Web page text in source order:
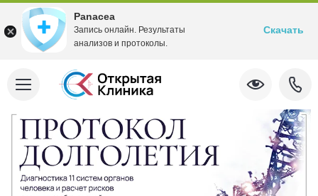
Panacea
Запись онлайн. Результаты
анализов и протоколы.
Скачать